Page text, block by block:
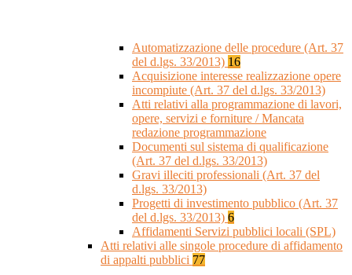
Automatizzazione delle procedure (Art. 37
del d.lgs. 33/2013) 16
Acquisizione interesse realizzazione opere
incompiute (Art. 37 del d.lgs. 33/2013)
Atti relativi alla programmazione di lavori,
opere, servizi e forniture / Mancata
redazione programmazione
Documenti sul sistema di qualificazione
(Art. 37 del d.lgs. 33/2013)
Gravi illeciti professionali (Art. 37 del
d.lgs. 33/2013)
Progetti di investimento pubblico (Art. 37
del d.lgs. 33/2013) 6
Affidamenti Servizi pubblici locali (SPL)
Atti relativi alle singole procedure di affidamento
di appalti pubblici 77